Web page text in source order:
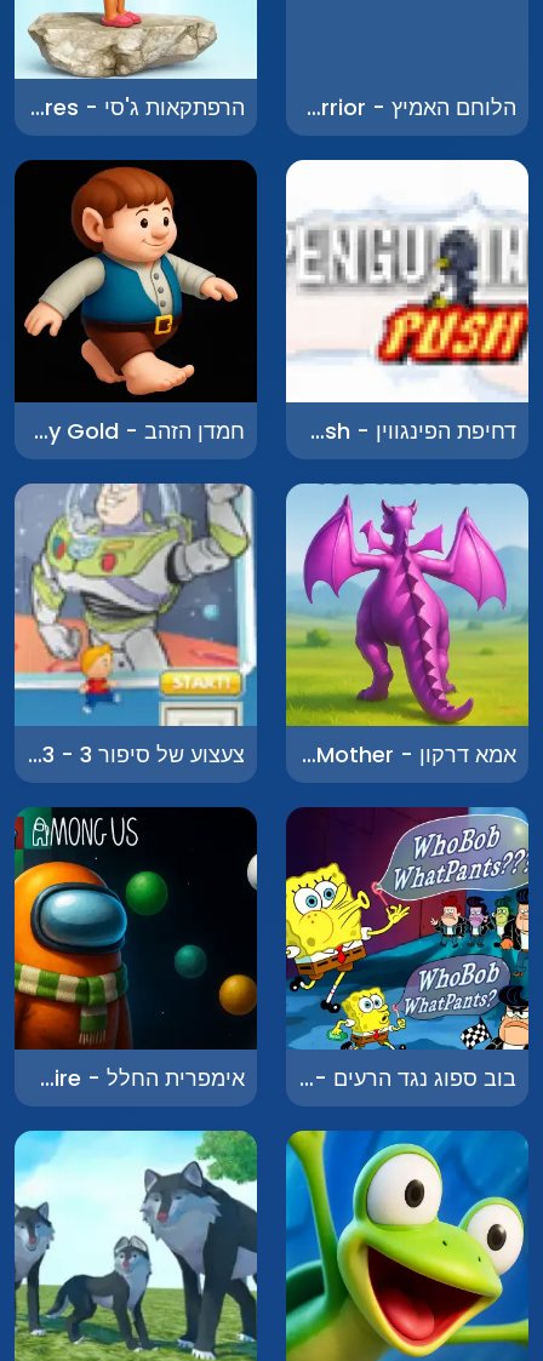
הלוחם האמיץ - The Brave Warrior הרפתקאות ג'סי - Jesse's Adventures
דחיפת הפינגווין - Penguin Push חמדן הזהב - Greedy Gold
אמא דרקון - Dragon Mother צעצוע של סיפור 3 - Toy Story 3
בוב ספוג נגד הרעים - SpongeBob vs. The Bad Guys אימפרית החלל - Space Empire